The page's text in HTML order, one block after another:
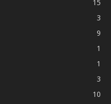
15
3
9
1
1
3
10